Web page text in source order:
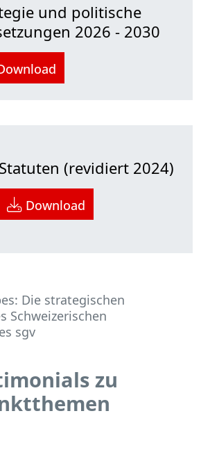
und politische
2026 - 2030
Statuten (revidiert 2024)
Download
Die strategischen
Schweizerischen
sgv
zu